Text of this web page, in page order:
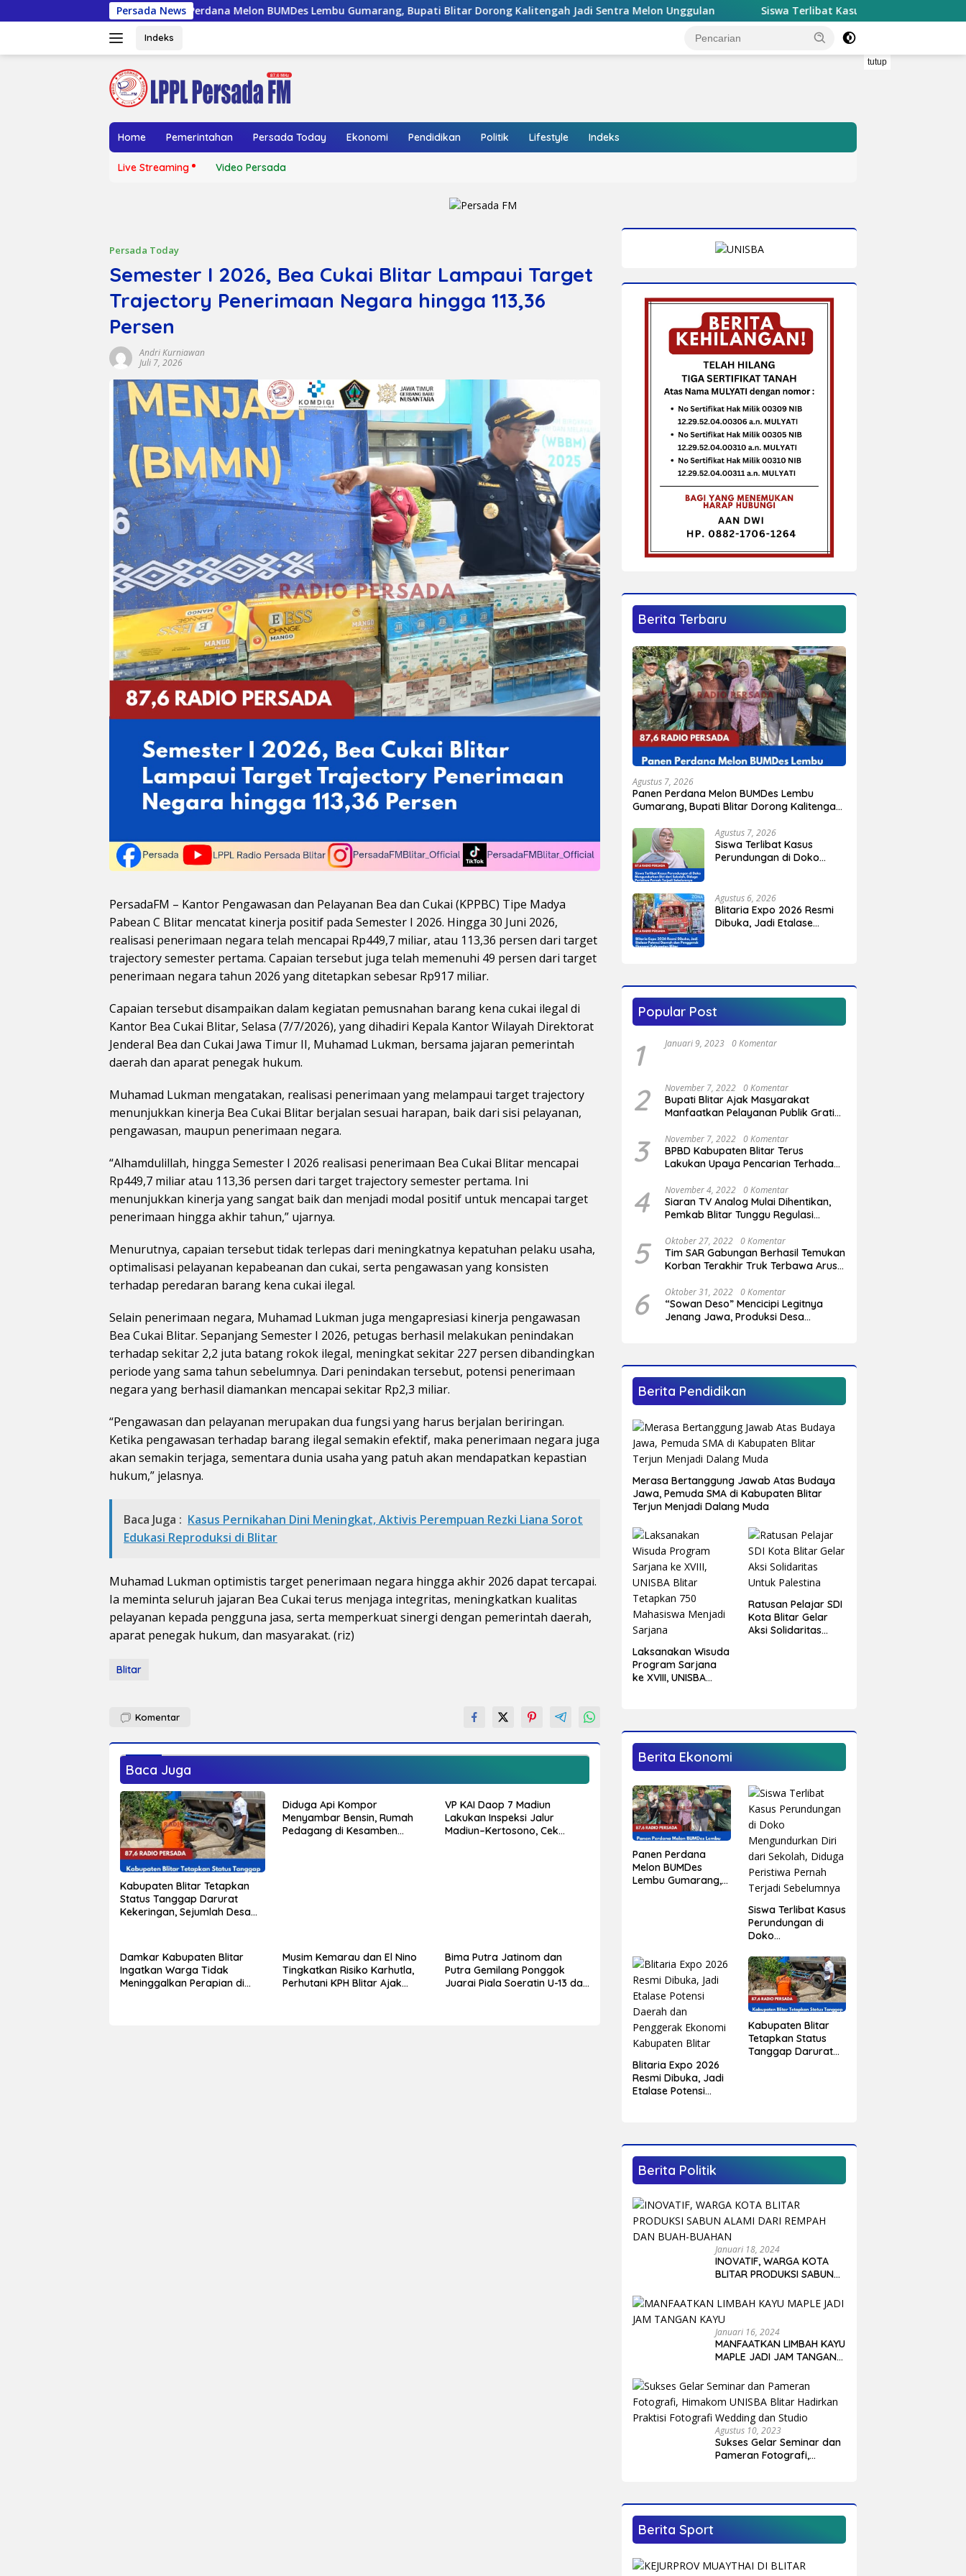
ke
Persada News
Panen Perdana Melon BUMDes Lembu Gumarang, Bupati Blitar Dorong Kalitengah Jadi Sentra Melon Unggulan Siswa Terlibat Kasus Perundungan di Doko Mengundurkan
Indeks
tutup
""
Home Pemerintahan Persada Today Ekonomi Pendidikan Politik Lifestyle Indeks
Live Streaming Video Persada
Persada Today
Semester I 2026, Bea Cukai Blitar Lampaui Target
Trajectory Penerimaan Negara hingga 113,36
Persen
Andri Kurniawan
Juli 7, 2026
PersadaFM – Kantor Pengawasan dan Pelayanan Bea dan Cukai (KPPBC) Tipe Madya
Pabean C Blitar mencatat kinerja positif pada Semester I 2026. Hingga 30 Juni 2026,
realisasi penerimaan negara telah mencapai Rp449,7 miliar, atau 113,36 persen dari target
trajectory semester pertama. Capaian tersebut juga telah memenuhi 49 persen dari target
penerimaan negara tahun 2026 yang ditetapkan sebesar Rp917 miliar.
Capaian tersebut disampaikan dalam kegiatan pemusnahan barang kena cukai ilegal di
Kantor Bea Cukai Blitar, Selasa (7/7/2026), yang dihadiri Kepala Kantor Wilayah Direktorat
Jenderal Bea dan Cukai Jawa Timur II, Muhamad Lukman, bersama jajaran pemerintah
daerah dan aparat penegak hukum.
Muhamad Lukman mengatakan, realisasi penerimaan yang melampaui target trajectory
menunjukkan kinerja Bea Cukai Blitar berjalan sesuai harapan, baik dari sisi pelayanan,
pengawasan, maupun penerimaan negara.
“Alhamdulillah, hingga Semester I 2026 realisasi penerimaan Bea Cukai Blitar mencapai
Rp449,7 miliar atau 113,36 persen dari target trajectory semester pertama. Ini
menunjukkan kinerja yang sangat baik dan menjadi modal positif untuk mencapai target
penerimaan hingga akhir tahun,” ujarnya.
Menurutnya, capaian tersebut tidak terlepas dari meningkatnya kepatuhan pelaku usaha,
optimalisasi pelayanan kepabeanan dan cukai, serta pengawasan yang konsisten
terhadap peredaran barang kena cukai ilegal.
Selain penerimaan negara, Muhamad Lukman juga mengapresiasi kinerja pengawasan
Bea Cukai Blitar. Sepanjang Semester I 2026, petugas berhasil melakukan penindakan
terhadap sekitar 2,2 juta batang rokok ilegal, meningkat sekitar 227 persen dibandingkan
periode yang sama tahun sebelumnya. Dari penindakan tersebut, potensi penerimaan
negara yang berhasil diamankan mencapai sekitar Rp2,3 miliar.
“Pengawasan dan pelayanan merupakan dua fungsi yang harus berjalan beriringan.
Ketika pengawasan terhadap barang ilegal semakin efektif, maka penerimaan negara juga
akan semakin terjaga, sementara dunia usaha yang patuh akan mendapatkan kepastian
hukum,” jelasnya.
Baca Juga : Kasus Pernikahan Dini Meningkat, Aktivis Perempuan Rezki Liana Sorot
Edukasi Reproduksi di Blitar
Muhamad Lukman optimistis target penerimaan negara hingga akhir 2026 dapat tercapai.
Ia meminta seluruh jajaran Bea Cukai terus menjaga integritas, meningkatkan kualitas
pelayanan kepada pengguna jasa, serta memperkuat sinergi dengan pemerintah daerah,
aparat penegak hukum, dan masyarakat. (riz)
Blitar
Komentar
Baca Juga
Kabupaten Blitar Tetapkan
Status Tanggap Darurat
Kekeringan, Sejumlah Desa
Diduga Api Kompor
Menyambar Bensin, Rumah
Pedagang di Kesamben
VP KAI Daop 7 Madiun
Lakukan Inspeksi Jalur
Madiun–Kertosono, Cek
Damkar Kabupaten Blitar
Ingatkan Warga Tidak
Meninggalkan Perapian di
Musim Kemarau dan El Nino
Tingkatkan Risiko Karhutla,
Perhutani KPH Blitar Ajak
Bima Putra Jatinom dan
Putra Gemilang Ponggok
Juarai Piala Soeratin U-13 dan
Berita Terbaru
Agustus 7, 2026
Panen Perdana Melon BUMDes Lembu
Gumarang, Bupati Blitar Dorong Kalitengah
Agustus 7, 2026
Siswa Terlibat Kasus
Perundungan di Doko
Pernah Terjadi
Sebelumnya
Agustus 6, 2026
Blitaria Expo 2026 Resmi
Dibuka, Jadi Etalase
Popular Post
1 Januari 9, 2023 0 Komentar
2 November 7, 2022 0 Komentar
Bupati Blitar Ajak Masyarakat
Manfaatkan Pelayanan Publik Gratis
Desa/Kelurahan
3 November 7, 2022 0 Komentar
BPBD Kabupaten Blitar Terus
Lakukan Upaya Pencarian Terhadap
Serang
4 November 4, 2022 0 Komentar
Siaran TV Analog Mulai Dihentikan,
Pemkab Blitar Tunggu Regulasi
5 Oktober 27, 2022 0 Komentar
Tim SAR Gabungan Berhasil Temukan
Korban Terakhir Truk Terbawa Arus
6 Oktober 31, 2022 0 Komentar
“Sowan Deso” Mencicipi Legitnya
Jenang Jawa, Produksi Desa
Berita Pendidikan
Merasa Bertanggung Jawab Atas Budaya
Jawa, Pemuda SMA di Kabupaten Blitar
Terjun Menjadi Dalang Muda
Laksanakan Wisuda
Program Sarjana
ke XVIII, UNISBA
Ratusan Pelajar SDI
Kota Blitar Gelar
Aksi Solidaritas
Berita Ekonomi
Panen Perdana
Melon BUMDes
Lembu Gumarang,
Siswa Terlibat Kasus
Perundungan di
Doko
dari Sekolah,
Diduga Peristiwa
Pernah Terjadi
Sebelumnya
Blitaria Expo 2026
Resmi Dibuka, Jadi
Etalase Potensi
Kabupaten Blitar
Tetapkan Status
Tanggap Darurat
Berita Politik
Januari 18, 2024
INOVATIF, WARGA KOTA
BLITAR PRODUKSI SABUN
BUAH-BUAHAN
Januari 16, 2024
MANFAATKAN LIMBAH KAYU
MAPLE JADI JAM TANGAN
Agustus 10, 2023
Sukses Gelar Seminar dan
Pameran Fotografi,
Berita Sport